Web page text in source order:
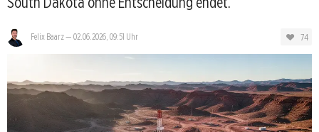
Felix Baarz— 02.06.2026, 09:51 Uhr 74